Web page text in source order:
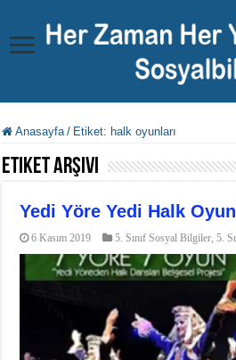
Anasayfa / Etiket: halk oyunları
Etiket Arşivi
Yedi Yöre Yedi Halk
6 Kasım 2019 5. Sınıf Sosyal Bilgiler ,5.